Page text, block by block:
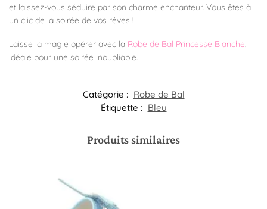
et laissez-vous séduire par son charme enchanteur. Vous êtes à
un clic de la soirée de vos rêves !
Laisse la magie opérer avec la Robe de Bal Princesse Blanche,
idéale pour une soirée inoubliable.
Catégorie : Robe de Bal
Étiquette : Bleu
Produits similaires